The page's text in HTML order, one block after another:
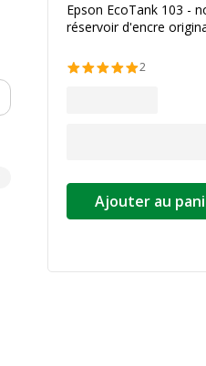
Epson EcoTank 103 -
réservoir d'encre
2
Ajouter au